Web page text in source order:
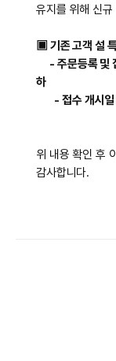
유지를 위해 신
▣ 기존 고객 설
- 주문등록 및
하
- 접수 개시
위 내용 확인 후
감사합니다.